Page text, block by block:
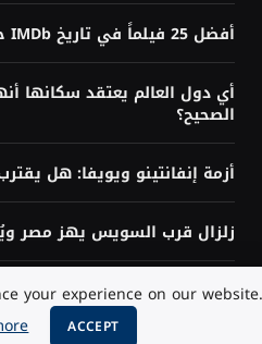
أفضل 25 فيلماً في تاريخ IMDb حسب تقييم الجمهور 2026
أي دول العالم يعتقد سكانها
الصحيح؟
أزمة إنفانتينو ويويفا: هل
زلزال قرب السويس يهز مصر
هل تحتاج إلى البرمجة لتعلم
your experience on our website.
ACCEPT